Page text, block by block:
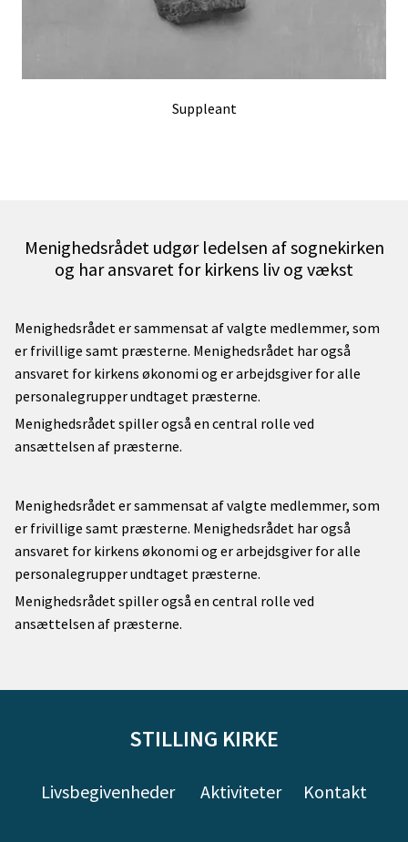
Suppleant
Menighedsrådet udgør ledelsen af sognekirken
og har ansvaret for kirkens liv og vækst
Menighedsrådet er sammensat af valgte medlemmer, som
er frivillige samt præsterne. Menighedsrådet har også
ansvaret for kirkens økonomi og er arbejdsgiver for alle
personalegrupper undtaget præsterne.
Menighedsrådet spiller også en central rolle ved
ansættelsen af præsterne.
Menighedsrådet er sammensat af valgte medlemmer, som
er frivillige samt præsterne. Menighedsrådet har også
ansvaret for kirkens økonomi og er arbejdsgiver for alle
personalegrupper undtaget præsterne.
Menighedsrådet spiller også en central rolle ved
ansættelsen af præsterne.
STILLING KIRKE
Livsbegivenheder Aktiviteter Kontakt